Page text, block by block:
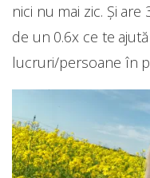
nici nu mai zic. Și
de un 0.6x ce te
lucruri/persoane în